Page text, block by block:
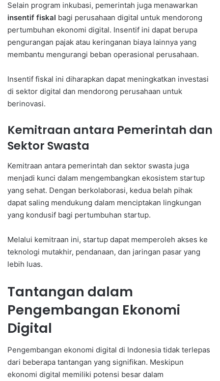
Selain program inkubasi, pemerintah juga menawarkan
insentif fiskal bagi perusahaan digital untuk mendorong
pertumbuhan ekonomi digital. Insentif ini dapat berupa
pengurangan pajak atau keringanan biaya lainnya yang
membantu mengurangi beban operasional perusahaan.
Insentif fiskal ini diharapkan dapat meningkatkan investasi
di sektor digital dan mendorong perusahaan untuk
berinovasi.
Kemitraan antara Pemerintah dan
Sektor Swasta
Kemitraan antara pemerintah dan sektor swasta juga
menjadi kunci dalam mengembangkan ekosistem startup
yang sehat. Dengan berkolaborasi, kedua belah pihak
dapat saling mendukung dalam menciptakan lingkungan
yang kondusif bagi pertumbuhan startup.
Melalui kemitraan ini, startup dapat memperoleh akses ke
teknologi mutakhir, pendanaan, dan jaringan pasar yang
lebih luas.
Tantangan dalam
Pengembangan Ekonomi
Digital
Pengembangan ekonomi digital di Indonesia tidak terlepas
dari beberapa tantangan yang signifikan. Meskipun
ekonomi digital memiliki potensi besar dalam